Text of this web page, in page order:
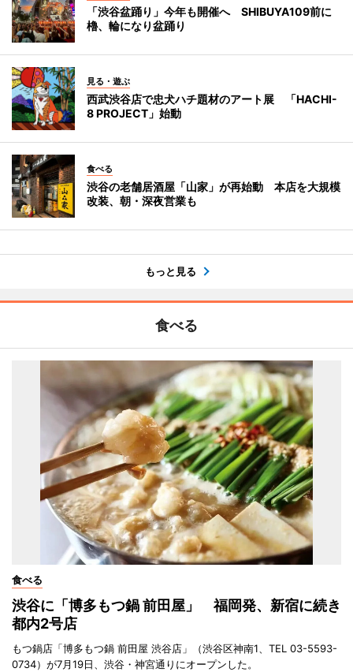
「渋谷盆踊り」今年も開催へ SHIBUYA109前に
櫓、輪になり盆踊り
見る・遊ぶ
西武渋谷店で忠犬ハチ題材のアート展 「HACHI-
8 PROJECT」始動
食べる
渋谷の老舗居酒屋「山家」が再始動 本店を大規模
改装、朝・深夜営業も
もっと見る
食べる
食べる
渋谷に「博多もつ鍋 前田屋」 福岡発、新宿に続き
都内2号店
もつ鍋店「博多もつ鍋 前田屋 渋谷店」（渋谷区神南1、TEL 03-5593-
0734）が7月19日、渋谷・神宮通りにオープンした。